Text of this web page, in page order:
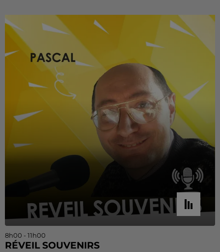
8h00 - 11h00
RÉVEIL SOUVENIRS